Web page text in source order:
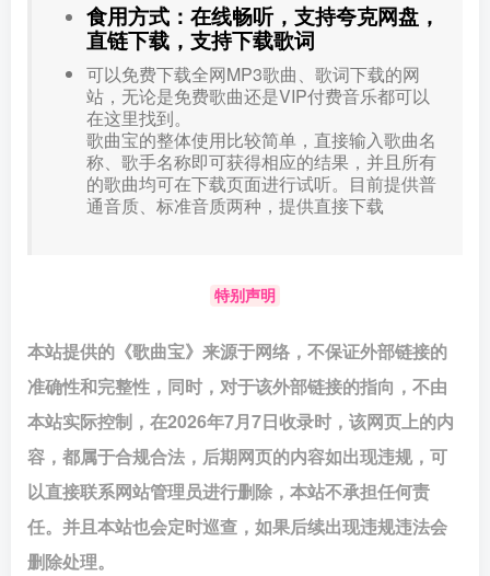
食用方式：在线畅听，支持夸克网盘，
直链下载，支持下载歌词
可以免费下载全网MP3歌曲、歌词下载的网
站，无论是免费歌曲还是VIP付费音乐都可以
在这里找到。
歌曲宝的整体使用比较简单，直接输入歌曲名
称、歌手名称即可获得相应的结果，并且所有
的歌曲均可在下载页面进行试听。目前提供普
通音质、标准音质两种，提供直接下载
特别声明
本站提供的《歌曲宝》来源于网络，不保证外部链接的
准确性和完整性，同时，对于该外部链接的指向，不由
本站实际控制，在2026年7月7日收录时，该网页上的内
容，都属于合规合法，后期网页的内容如出现违规，可
以直接联系网站管理员进行删除，本站不承担任何责
任。并且本站也会定时巡查，如果后续出现违规违法会
删除处理。